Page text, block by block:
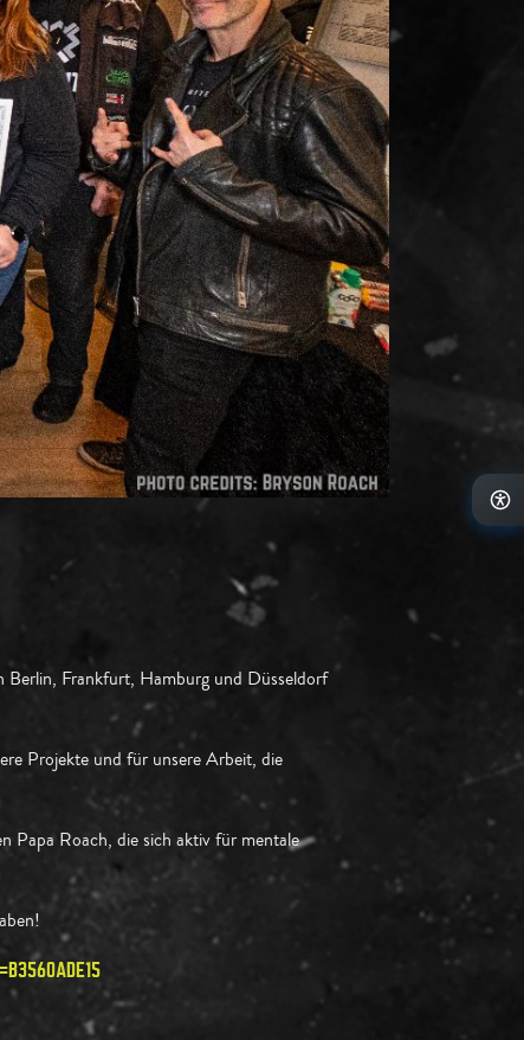
Frankfurt, Hamburg und Düsseldorf
Projekte und für unsere Arbeit, die
Papa Roach, die sich aktiv für mentale